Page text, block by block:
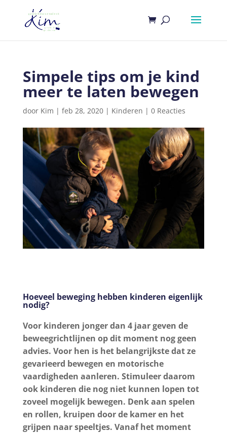
Simpele tips om je kind
meer te laten bewegen
door Kim | feb 28, 2020| Kinderen | 0 Reacties
Hoeveel beweging hebben kinderen eigenlijk
nodig?
Voor kinderen jonger dan 4 jaar geven de
beweegrichtlijnen op dit moment nog geen
advies. Voor hen is het belangrijkste dat ze
gevarieerd bewegen en motorische
vaardigheden aanleren. Stimuleer daarom
ook kinderen die nog niet kunnen lopen tot
zoveel mogelijk bewegen. Denk aan spelen
en rollen, kruipen door de kamer en het
grijpen naar speeltjes. Vanaf het moment